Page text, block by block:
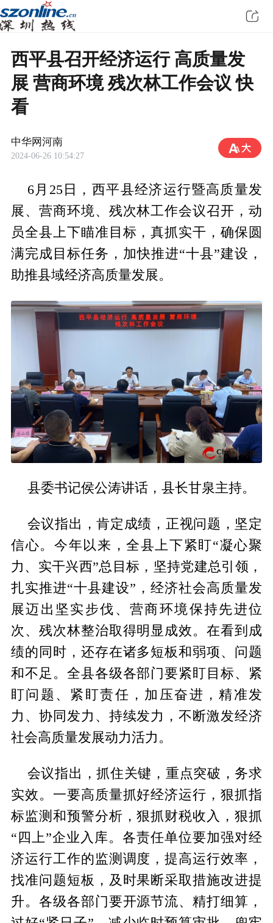
​西平县召开经济运行 高质量发
展 营商环境 残次林工作会议 快
看
中华网河南
2024-06-26 10:54:27
6月25日，西平县经济运行暨高质量发
展、营商环境、残次林工作会议召开，动
员全县上下瞄准目标，真抓实干，确保圆
满完成目标任务，加快推进“十县”建设，
助推县域经济高质量发展。
县委书记侯公涛讲话，县长甘泉主持。
会议指出，肯定成绩，正视问题，坚定
信心。今年以来，全县上下紧盯“凝心聚
力、实干兴西”总目标，坚持党建总引领，
扎实推进“十县建设”，经济社会高质量发
展迈出坚实步伐、营商环境保持先进位
次、残次林整治取得明显成效。在看到成
绩的同时，还存在诸多短板和弱项、问题
和不足。全县各级各部门要紧盯目标、紧
盯问题、紧盯责任，加压奋进，精准发
力、协同发力、持续发力，不断激发经济
社会高质量发展动力活力。
会议指出，抓住关键，重点突破，务求
实效。一要高质量抓好经济运行，狠抓指
标监测和预警分析，狠抓财税收入，狠抓
“四上”企业入库。各责任单位要加强对经
济运行工作的监测调度，提高运行效率，
找准问题短板，及时果断采取措施改进提
升。各级各部门要开源节流、精打细算，